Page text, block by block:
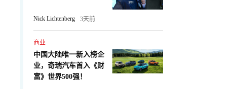
Nick Lichtenberg 3天前
商业
中国大陆唯一新入榜企
业，奇瑞汽车首入《财
富》世界500强！